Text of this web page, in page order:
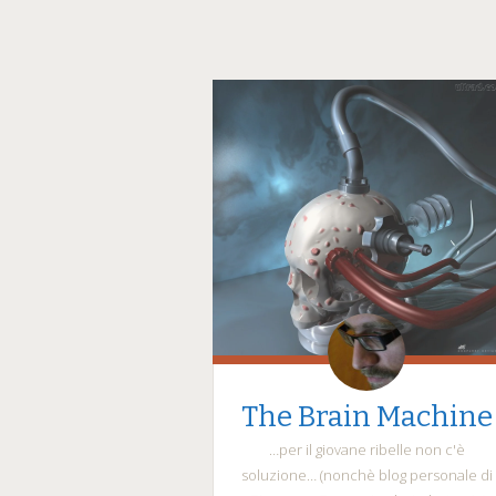
The Brain Machine
…per il giovane ribelle non c'è
soluzione… (nonchè blog personale di